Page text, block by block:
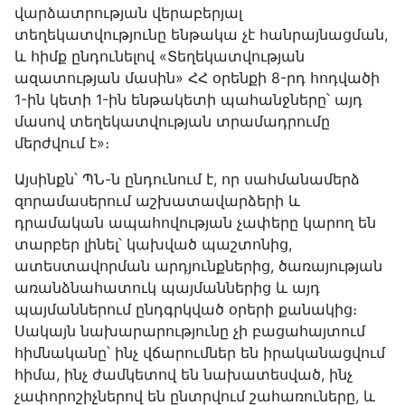
վարձատրության վերաբերյալ
տեղեկատվությունը ենթակա չէ հանրայնացման,
և հիմք ընդունելով «Տեղեկատվության
ազատության մասին» ՀՀ օրենքի 8-րդ հոդվածի
1-ին կետի 1-ին ենթակետի պահանջները՝ այդ
մասով տեղեկատվության տրամադրումը
մերժվում է»։
Այսինքն՝ ՊՆ-ն ընդունում է, որ սահմանամերձ
զորամասերում աշխատավարձերի և
դրամական ապահովության չափերը կարող են
տարբեր լինել՝ կախված պաշտոնից,
ատեստավորման արդյունքներից, ծառայության
առանձնահատուկ պայմաններից և այդ
պայմաններում ընդգրկված օրերի քանակից։
Սակայն նախարարությունը չի բացահայտում
հիմնականը՝ ինչ վճարումներ են իրականացվում
հիմա, ինչ ժամկետով են նախատեսված, ինչ
չափորոշիչներով են ընտրվում շահառուները, և